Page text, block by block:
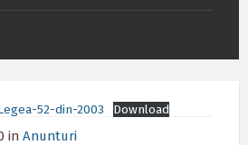
52-din-2003 Download
in Anunturi